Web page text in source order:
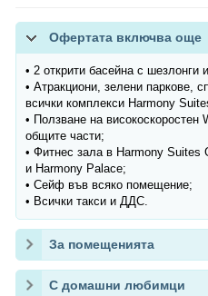
Офертата включва още
• 2 открити басейна с шезлонги
• Атракциони, зелени паркове,
всички комплекси Harmony
• Ползване на високоскоростен
общите части;
• Фитнес зала в Harmony Suites
и Harmony Palace;
• Сейф във всяко помещение;
• Всички такси и ДДС.
За помещенията
С домашни любимци